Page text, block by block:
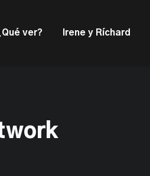
ver? Irene y Ríchard